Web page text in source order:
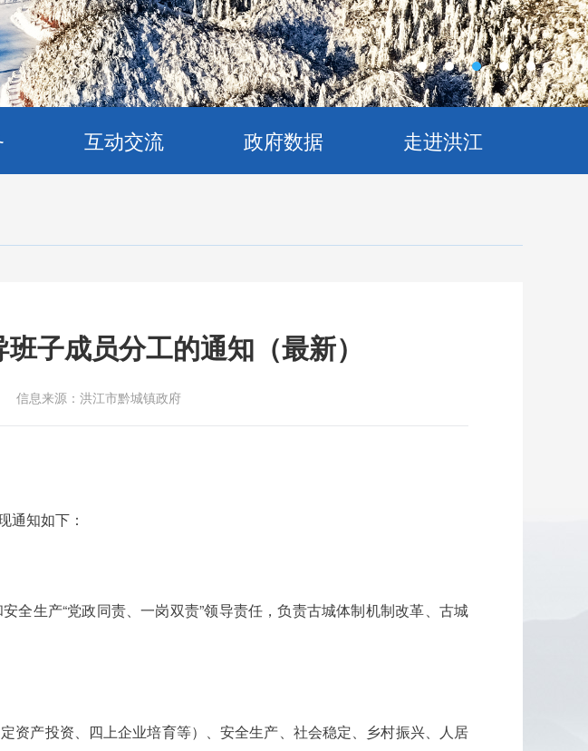
互动交流 政府数据 走进洪江
子成员分工的通知（最新）
信息来源：洪江市黔城镇政府
通知如下：
全生产“党政同责、一岗双责”领导责任，负责古城体制机制改革、古城
资产投资、四上企业培育等）、安全生产、社会稳定、乡村振兴、人居